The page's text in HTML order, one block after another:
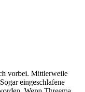
vorbei. Mittlerweile
eingeschlafene